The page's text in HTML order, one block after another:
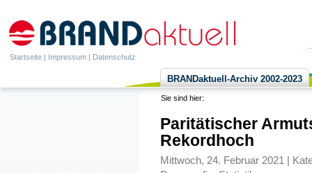
Startseite | Impressum | Datenschutz
BRANDaktuell-Archiv 2002-2023
Sie sind hier:
Paritätischer
Rekordhoch
Mittwoch, 24. Februar 2021 |